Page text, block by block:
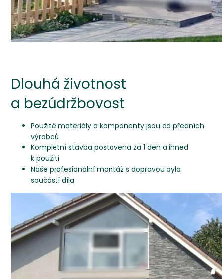
Dlouhá životnost
a bezúdržbovost
Použité materiály a komponenty jsou od předních
výrobců
Kompletní stavba postavena za 1 den a ihned
k použití
Naše profesionální montáž s dopravou byla
součástí díla